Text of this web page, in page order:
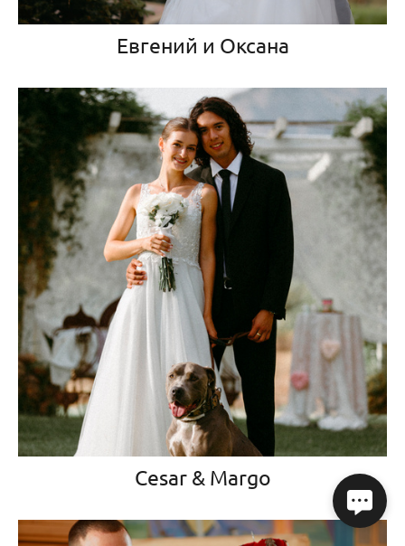
Евгений и Оксана
Cesar & Margo